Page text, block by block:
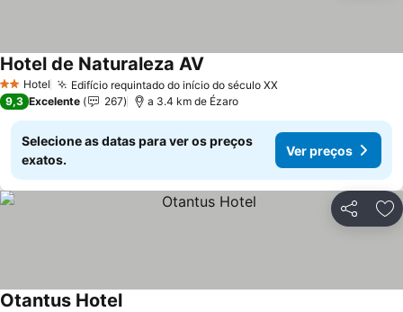
2 Estrelas
Hotel Edifício requintado do início do século XX
Hotel de Naturaleza AV
9,3 Excelente 267 a 3.4 km de Ézaro
Selecione as datas para ver os preços
exatos.
Ver preços
Partilhar
Otantus Hotel